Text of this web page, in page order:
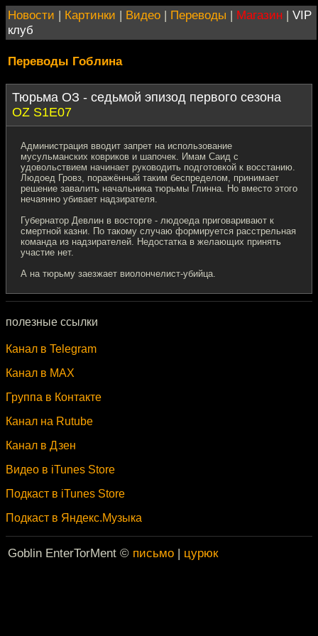
Новости | Картинки | Видео | Переводы | Магазин | VIP
клуб
Переводы Гоблина
Тюрьма ОЗ - седьмой эпизод первого сезона
OZ S1E07
Администрация вводит запрет на использование
мусульманских ковриков и шапочек. Имам Саид с
удовольствием начинает руководить подготовкой к восстанию.
Людоед Гровз, поражённый таким беспределом, принимает
решение завалить начальника тюрьмы Глинна. Но вместо этого
нечаянно убивает надзирателя.
Губернатор Девлин в восторге - людоеда приговаривают к
смертной казни. По такому случаю формируется расстрельная
команда из надзирателей. Недостатка в желающих принять
участие нет.
А на тюрьму заезжает виолончелист-убийца.
полезные ссылки
Канал в Telegram
Канал в MAX
Группа в Контакте
Канал на Rutube
Канал в Дзен
Видео в iTunes Store
Подкаст в iTunes Store
Подкаст в Яндекс.Музыка
Goblin EnterTorMent © письмо | цурюк